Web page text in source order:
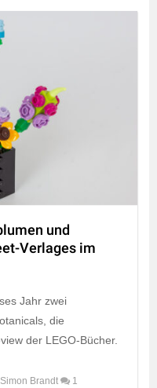
und
Verlages im
Jahr zwei
die
der LEGO-Bücher.
Simon Brandt 1